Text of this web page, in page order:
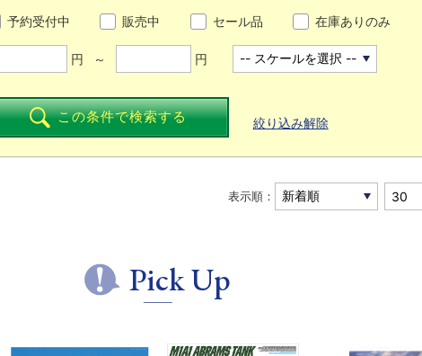
予約受付中 販売中 セール品 在庫ありのみ
円 ～ 円
この条件で検索する 絞り込み解除
表示順：
Pick Up